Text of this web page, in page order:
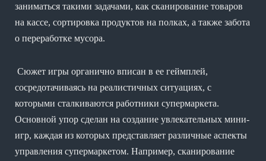
заниматься такими задачами, как сканирование товаров
на кассе, сортировка продуктов на полках, а также забота
о переработке мусора.
Сюжет игры органично вписан в ее геймплей,
сосредотачиваясь на реалистичных ситуациях, с
которыми сталкиваются работники супермаркета.
Основной упор сделан на создание увлекательных мини-
игр, каждая из которых представляет различные аспекты
управления супермаркетом. Например, сканирование